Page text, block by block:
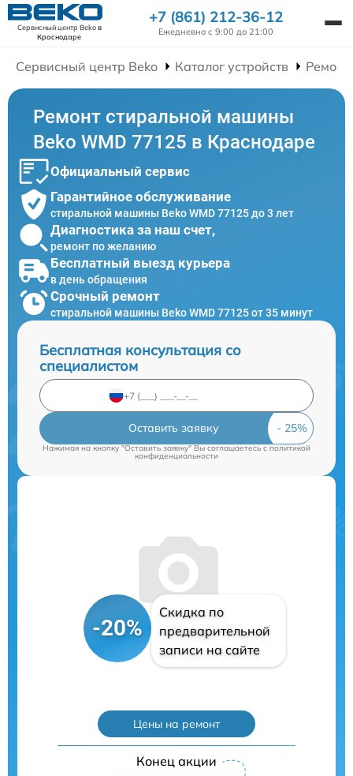
Сервисный центр Bekoв
Краснодаре
+7 (861) 212-36-12
Ежедневно с 9:00 до 21:00
Сервисный центр Beko Каталог устройств
Ремонт стиральной машины
Beko WMD 77125 в Краснодаре
Официальный сервис
Гарантийное обслуживание
стиральной машины Beko WMD 77125 до 3 лет
Диагностика за наш счет,
ремонт по желанию
Бесплатный выезд курьера
в день обращения
Срочный ремонт
стиральной машины Beko WMD 77125 от 35 минут
Бесплатная консультация со
специалистом
Оставить заявку
Нажимая на кнопку "Оставить заявку" Вы соглашаетесь c политикой
конфиденциальности
-20%
Скидка по
предварительной
записи на сайте
Цены на ремонт
Конец акции